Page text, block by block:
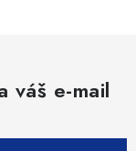
váš e-mail